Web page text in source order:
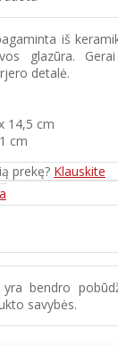
iš
glazūra.
detalė.
14,5 cm
cm
prekę? Klauskite
yra bendro
savybės.